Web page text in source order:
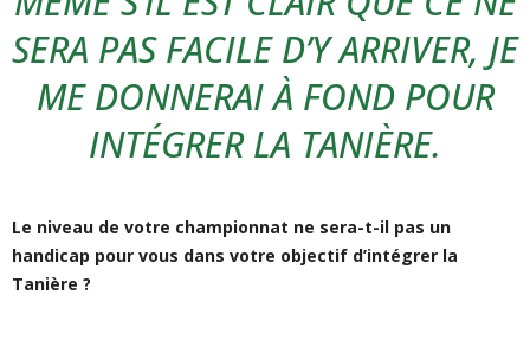
SERA PAS FACILE D’Y ARRIVER, JE
ME DONNERAI À FOND POUR
INTÉGRER LA TANIÈRE.
Le niveau de votre championnat ne sera-t-il pas un
handicap pour vous dans votre objectif d’intégrer la
Tanière ?